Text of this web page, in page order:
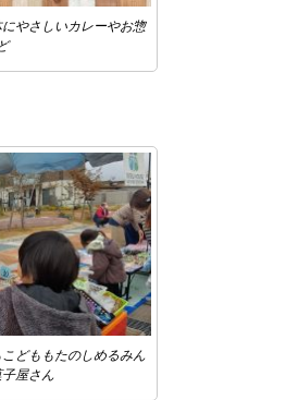
やさしいカレーやお惣
どももたのしめるみん
屋さん